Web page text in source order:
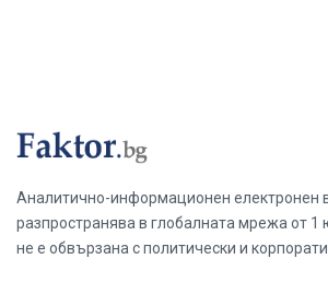
Аналитично-информационен електронен
разпространява в глобалната мрежа от 1
не е обвързана с политически и